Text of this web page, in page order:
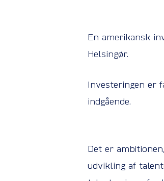
En amerikansk
Helsingør.
Investeringen er
indgående.
Det er
udvikling af